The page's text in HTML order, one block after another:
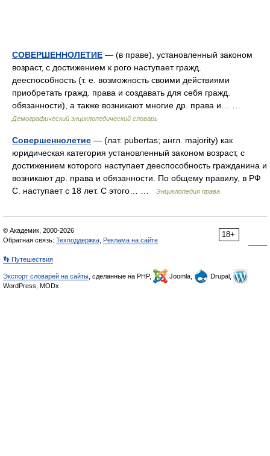
СОВЕРШЕННОЛЕТИЕ — (в праве), установленный законом
возраст, с достижением к рого наступает гражд.
дееспособность (т. е. возможность своими действиями
приобретать гражд. права и создавать для себя гражд.
обязанности), а также возникают многие др. права и… …
Демографический энциклопедический словарь
Совершеннолетие — (лат. pubertas; англ. majority) как
юридическая категория установленный законом возраст, с
достижением которого наступает дееспособность гражданина и
возникают др. права и обязанности. По общему правилу, в РФ
С. наступает с 18 лет. С этого… …
Энциклопедия права
18+
© Академик, 2000-2026
Обратная связь: Техподдержка Реклама на сайте
👣 Путешествия
Экспорт словарей на сайты , сделанные на PHP, Joomla,
Drupal,
WordPress, MODx.